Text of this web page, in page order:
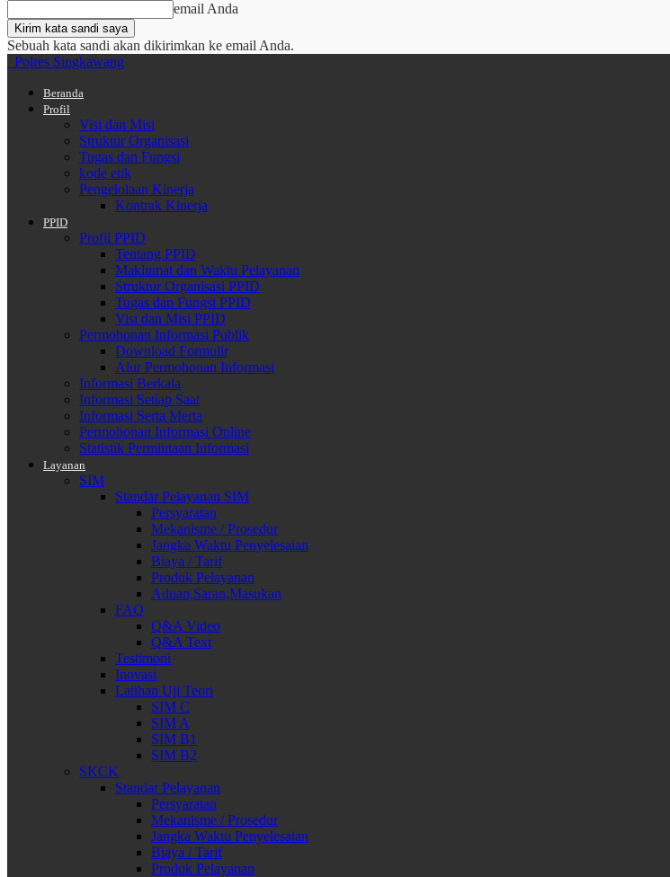
email Anda
Sebuah kata sandi akan dikirimkan ke email Anda.
Polres Singkawang
Beranda
Profil
Visi dan Misi
Struktur Organisasi
Tugas dan Fungsi
kode etik
Pengelolaan Kinerja
Kontrak Kinerja
PPID
Profil PPID
Tentang PPID
Maklumat dan Waktu Pelayanan
Struktur Organisasi PPID
Tugas dan Fungsi PPID
Visi dan Misi PPID
Permohonan Informasi Publik
Download Formulir
Alur Permohonan Informasi
Informasi Berkala
Informasi Setiap Saat
Informasi Serta Merta
Permohonan Informasi Online
Statistik Permintaan Informasi
Layanan
SIM
Standar Pelayanan SIM
Persyaratan
Mekanisme / Prosedur
Jangka Waktu Penyelesaian
Biaya / Tarif
Produk Pelayanan
Aduan,Saran,Masukan
FAQ
Q&A Video
Q&A Text
Testimoni
Inovasi
Latihan Uji Teori
SIM C
SIM A
SIM B1
SIM B2
SKCK
Standar Pelayanan
Persyaratan
Mekanisme / Prosedur
Jangka Waktu Penyelesaian
Biaya / Tarif
Produk Pelayanan